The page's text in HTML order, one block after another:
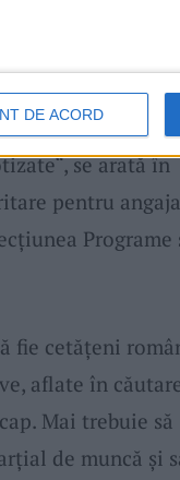
DE ACORD
inteligente pentru
redusă:
rulante,
pentru scriere
se arată în
pentru
Programe
fie cetățeni
aflate în
Mai trebuie să
de muncă și